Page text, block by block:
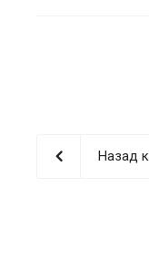
Назад